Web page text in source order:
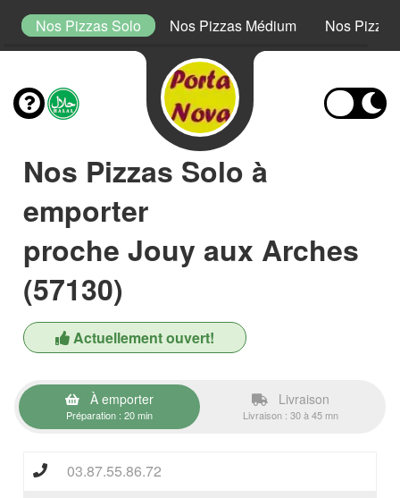
Nos Pizzas Solo Nos Pizzas Médium Nos
Nos Pizzas Solo à
emporter
proche Jouy aux Arches
(57130)
Actuellement ouvert!
À emporter
Préparation : 20 min
Livraison
Livraison : 30 à 45 mn
03.87.55.86.72